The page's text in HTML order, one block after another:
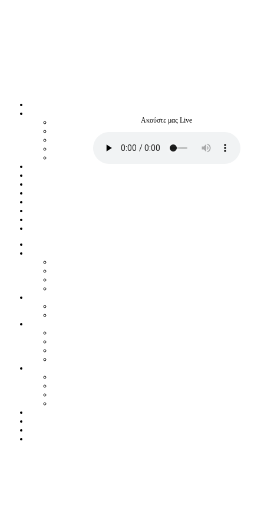
Ακούστε μας Live